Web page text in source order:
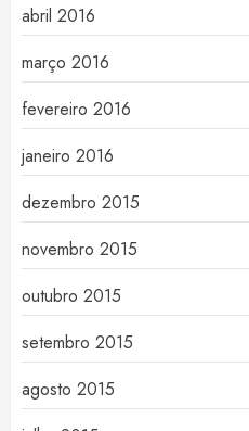
abril 2016
março 2016
fevereiro 2016
janeiro 2016
dezembro 2015
novembro 2015
outubro 2015
setembro 2015
agosto 2015